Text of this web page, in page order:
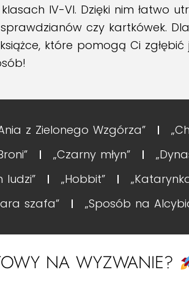
IV-VI. Dzięki nim łatwo
czy kartkówek.
które pomogą Ci
z Zielonego Wzgórza”
„Czarny młyn”
ludzi”
„Hobbit”
szafa”
„Sposób na
NA WYZWANIE?